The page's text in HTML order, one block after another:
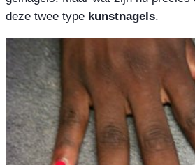
deze twee type kunstnagels.